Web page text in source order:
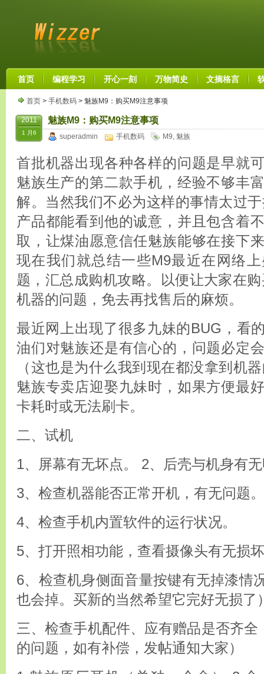
首页 编程学习 开心一刻 万物简史 文摘格言
首页 > 手机数码 > 魅族M9：购买M9注意事项
2011
1 月6
魅族M9：购买M9注意事项
superadmin 手机数码 M9, 魅族
首批机器出现各种各样的问题是早就
魅族生产的第二款手机，经验不够丰
解。当然我们不必为这样的事情太过
产品都能看到他的诚意，并且包含着
取，让煤油愿意信任魅族能够在接下
现在我们就总结一些M9最近在网络
题，汇总成购机攻略。以便让大家在
机器的问题，免去再找售后的麻烦。
最近网上出现了很多九妹的BUG，看
油们对魅族还是有信心的，问题必定
（这也是为什么我到现在都没拿到机
魅族专卖店迎娶九妹时，如果方便最
卡耗时或无法刷卡。
二、试机
1、屏幕有无坏点。 2、后壳与机身有
3、检查机器能否正常开机，有无问题。
4、检查手机内置软件的运行状况。
5、打开照相功能，查看摄像头有无损
6、检查机身侧面音量按键有无掉漆情
也会掉。买新的当然希望它完好无损了
三、检查手机配件、应有赠品是否齐
的问题，如有补偿，发帖通知大家）